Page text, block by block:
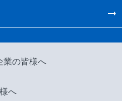
業の皆様へ
へ